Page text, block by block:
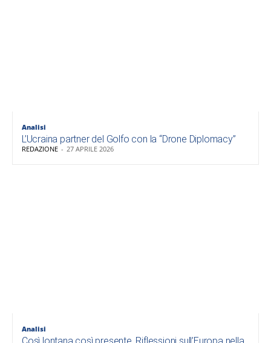
Analisi
L’Ucraina partner del Golfo con la “Drone Diplomacy”
REDAZIONE - 27 APRILE 2026
Analisi